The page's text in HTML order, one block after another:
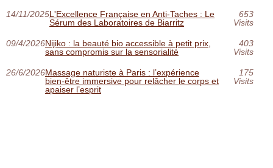
14/11/2025L'Excellence Française en Anti-Taches : Le
Sérum des Laboratoires de Biarritz
653
Visits
09/4/2026Nijiko : la beauté bio accessible à petit prix,
sans compromis sur la sensorialité
403
Visits
26/6/2026Massage naturiste à Paris : l’expérience
bien-être immersive pour relâcher le corps et
apaiser l’esprit
175
Visits